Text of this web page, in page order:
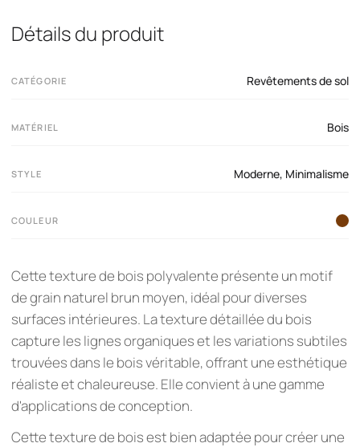
Détails du produit
CATÉGORIE Revêtements de sol
MATÉRIEL Bois
STYLE Moderne, Minimalisme
COULEUR
Cette texture de bois polyvalente présente un motif
de grain naturel brun moyen, idéal pour diverses
surfaces intérieures. La texture détaillée du bois
capture les lignes organiques et les variations subtiles
trouvées dans le bois véritable, offrant une esthétique
réaliste et chaleureuse. Elle convient à une gamme
d'applications de conception.
Cette texture de bois est bien adaptée pour créer une